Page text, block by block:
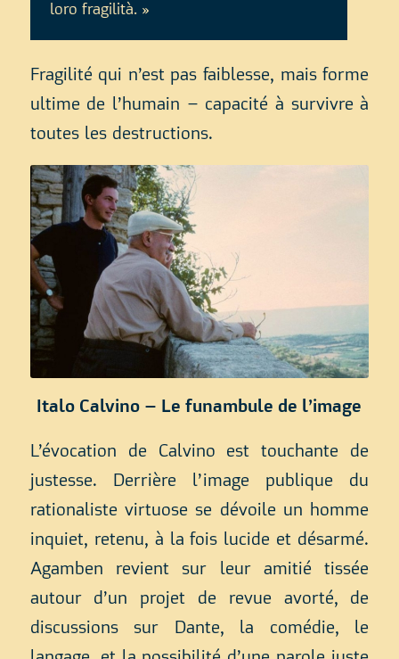
loro fragilità. »
Fragilité qui n’est pas faiblesse, mais forme
ultime de l’humain – capacité à survivre à
toutes les destructions.
Italo Calvino – Le funambule de l’image
L’évocation de Calvino est touchante de
justesse. Derrière l’image publique du
rationaliste virtuose se dévoile un homme
inquiet, retenu, à la fois lucide et désarmé.
Agamben revient sur leur amitié tissée
autour d’un projet de revue avorté, de
discussions sur Dante, la comédie, le